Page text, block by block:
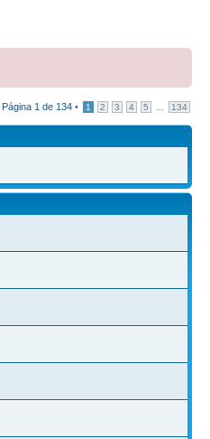
Página 1 de 134 • 1 2 3 4 5 134